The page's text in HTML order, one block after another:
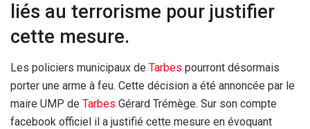
liés au terrorisme pour justifier
cette mesure.
Les policiers municipaux de Tarbes pourront désormais
porter une arme à feu. Cette décision a été annoncée par le
maire UMP de Tarbes Gérard Trémège. Sur son compte
facebook officiel il a justifié cette mesure en évoquant